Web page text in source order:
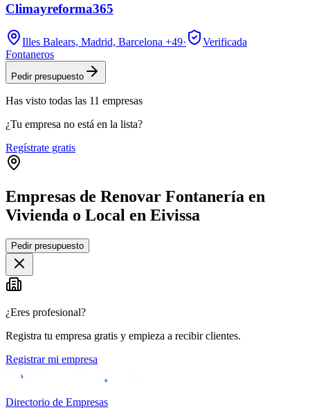
Climayreforma365
Illes Balears, Madrid, Barcelona +49·
Verificada
Fontaneros
Pedir presupuesto
Has visto todas las 11 empresas
¿Tu empresa no está en la lista?
Regístrate gratis
Empresas de Renovar Fontanería en
Vivienda o Local en Eivissa
+
−
Pedir presupuesto
¿Eres profesional?
Registra tu empresa gratis y empieza a recibir clientes.
Registrar mi empresa
Directorio de Empresas